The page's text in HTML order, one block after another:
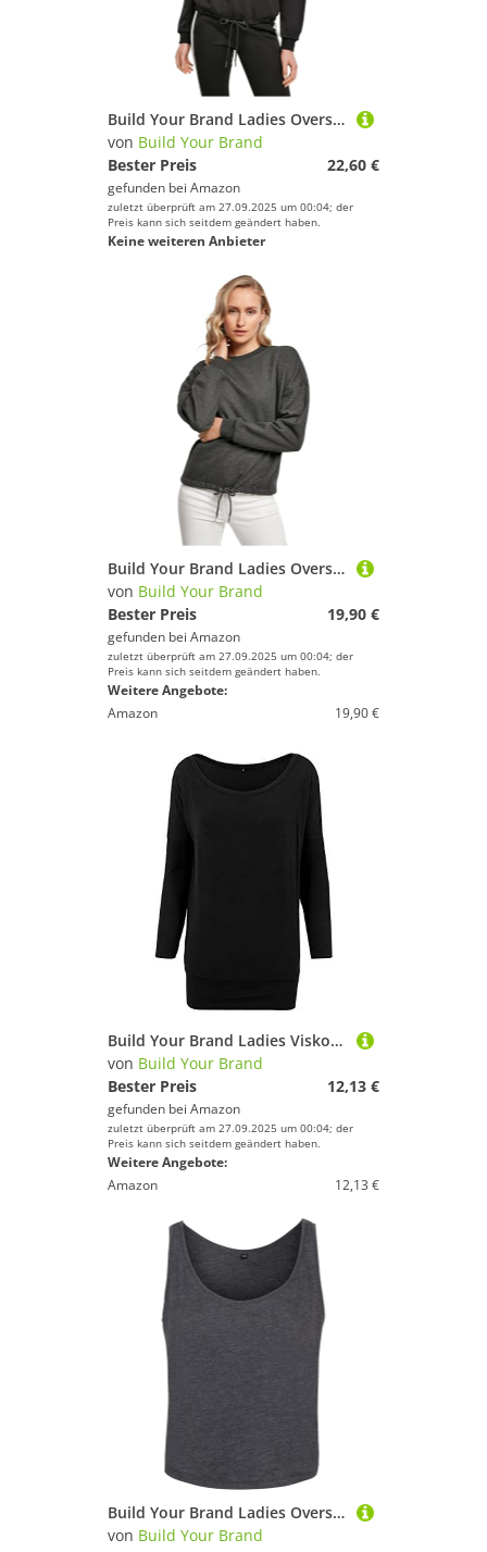
Build Your Brand Ladies Oversize Crewneck - Farbe: Black - Größe: M
von Build Your Brand
Bester Preis
22,60 €
gefunden bei Amazon
zuletzt überprüft am 27.09.2025 um 00:04; der
Preis kann sich seitdem geändert haben.
Keine weiteren Anbieter
Build Your Brand Ladies Oversize Crewneck - Farbe: Charcoal (Heather) - Größe: XL
von Build Your Brand
Bester Preis
19,90 €
gefunden bei Amazon
zuletzt überprüft am 27.09.2025 um 00:04; der
Preis kann sich seitdem geändert haben.
Weitere Angebote:
Amazon
19,90 €
Build Your Brand Ladies Viskose Longsleeve Langarmshirt schwarz L
von Build Your Brand
Bester Preis
12,13 €
gefunden bei Amazon
zuletzt überprüft am 27.09.2025 um 00:04; der
Preis kann sich seitdem geändert haben.
Weitere Angebote:
Amazon
12,13 €
Build Your Brand Ladies Oversized Tanktop Grau Charcoal (Heather) M
von Build Your Brand